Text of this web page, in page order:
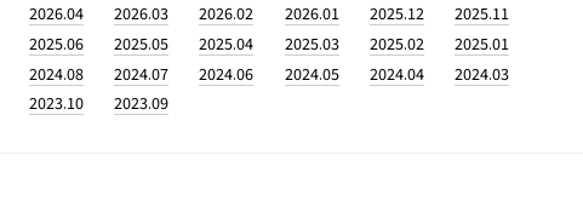
2026.04 2026.03 2026.02 2026.01 2025.12
2025.11
2025.06 2025.05 2025.04 2025.03 2025.02
2025.01
2024.08 2024.07 2024.06 2024.05 2024.04
2024.03
2023.10 2023.09